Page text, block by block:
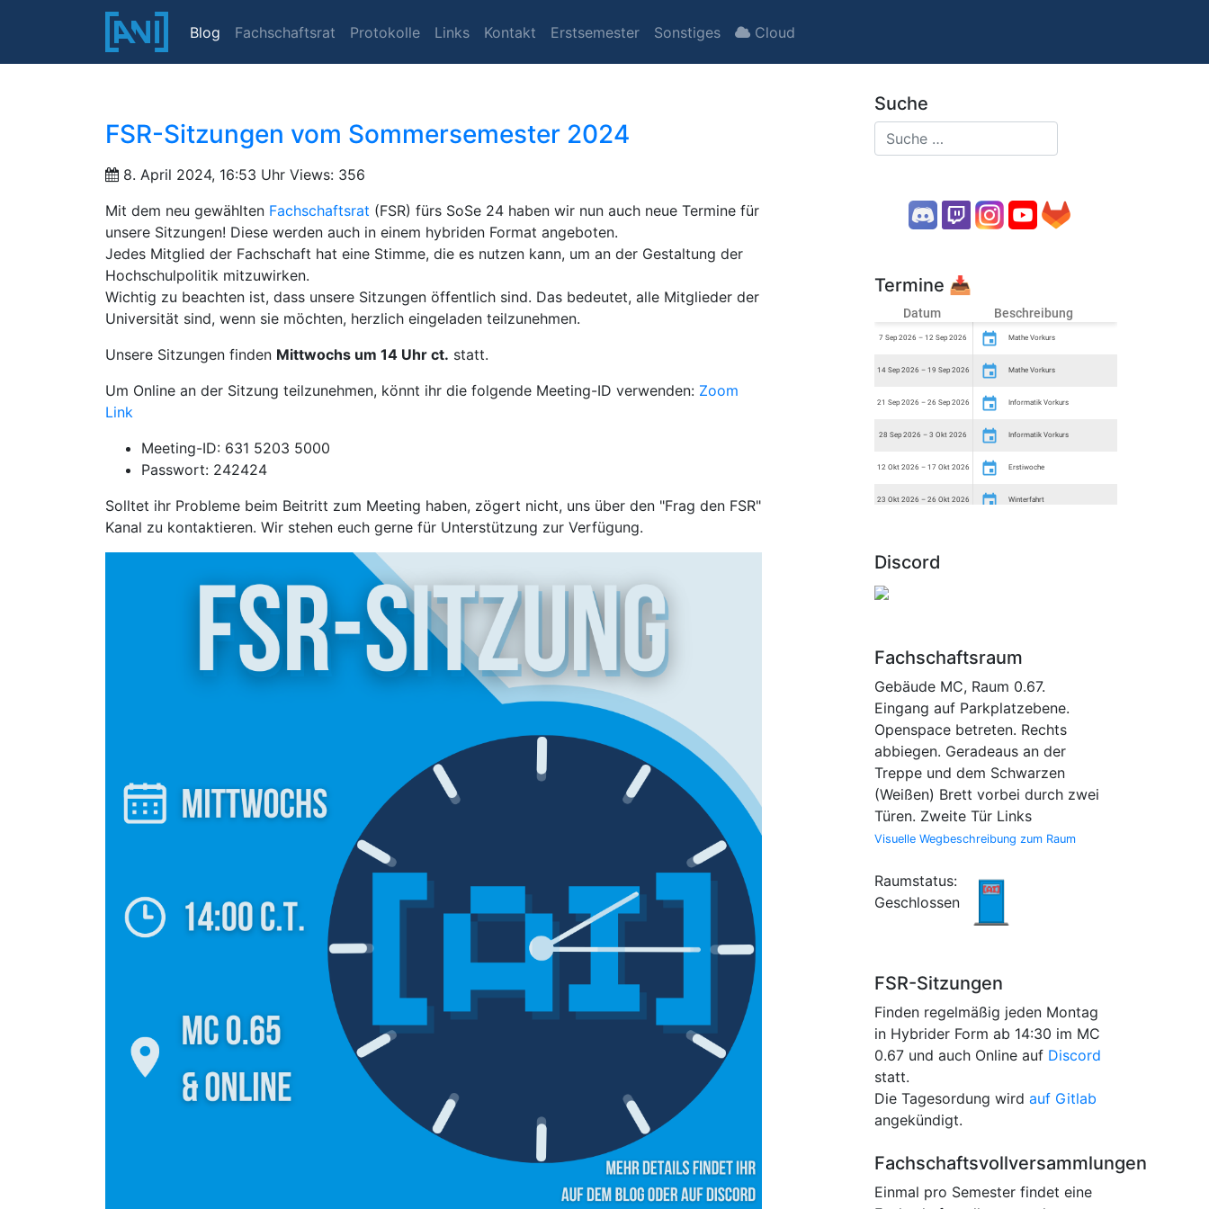
Blog Fachschaftsrat Protokolle Links Kontakt Erstsemester Sonstiges Cloud
FSR-Sitzungen vom Sommersemester 2024
8. April 2024, 16:53 Uhr Views: 356
Mit dem neu gewählten Fachschaftsrat (FSR) fürs SoSe 24 haben wir nun auch neue Termine für
unsere Sitzungen! Diese werden auch in einem hybriden Format angeboten.
Jedes Mitglied der Fachschaft hat eine Stimme, die es nutzen kann, um an der Gestaltung der
Hochschulpolitik mitzuwirken.
Wichtig zu beachten ist, dass unsere Sitzungen öffentlich sind. Das bedeutet, alle Mitglieder der
Universität sind, wenn sie möchten, herzlich eingeladen teilzunehmen.
Unsere Sitzungen finden Mittwochs um 14 Uhr ct. statt.
Um Online an der Sitzung teilzunehmen, könnt ihr die folgende Meeting-ID verwenden: Zoom
Link
Meeting-ID: 631 5203 5000
Passwort: 242424
Solltet ihr Probleme beim Beitritt zum Meeting haben, zögert nicht, uns über den "Frag den FSR"
Kanal zu kontaktieren. Wir stehen euch gerne für Unterstützung zur Verfügung.
Suche
Termine 📥
Discord
Fachschaftsraum
Gebäude MC, Raum 0.67.
Eingang auf Parkplatzebene.
Openspace betreten. Rechts
abbiegen. Geradeaus an der
Treppe und dem Schwarzen
(Weißen) Brett vorbei durch zwei
Türen. Zweite Tür Links
Visuelle Wegbeschreibung zum Raum
Raumstatus:
Geschlossen
FSR-Sitzungen
Finden regelmäßig jeden Montag
in Hybrider Form ab 14:30 im MC
0.67 und auch Online auf Discord
statt.
Die Tagesordung wird auf Gitlab
angekündigt.
Fachschaftsvollversammlungen
Einmal pro Semester findet eine